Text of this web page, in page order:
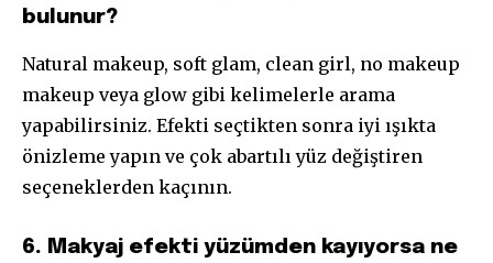
bulunur?
Natural makeup, soft glam, clean girl, no makeup
makeup veya glow gibi kelimelerle arama
yapabilirsiniz. Efekti seçtikten sonra iyi ışıkta
önizleme yapın ve çok abartılı yüz değiştiren
seçeneklerden kaçının.
6. Makyaj efekti yüzümden kayıyorsa ne